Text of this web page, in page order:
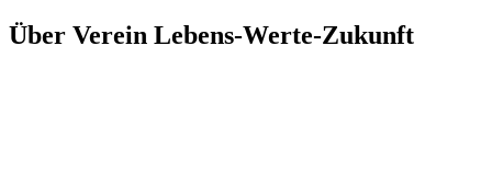
Über Verein Lebens-Werte-Zukunft